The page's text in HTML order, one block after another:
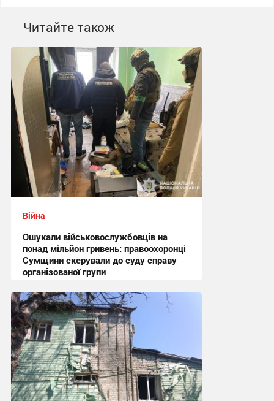
Читайте також
Війна
Ошукали військовослужбовців на
понад мільйон гривень: правоохоронці
Сумщини скерували до суду справу
організованої групи
12:47 вчора